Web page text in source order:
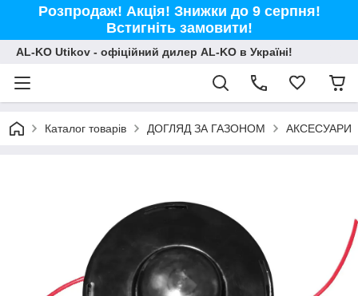
Розпродаж! Акція! Знижки до 9 серпня!
Встигніть замовити!
AL-KO Utikov - офіційний дилер AL-KO в Україні!
Каталог товарів ДОГЛЯД ЗА ГАЗОНОМ АКСЕСУАРИ